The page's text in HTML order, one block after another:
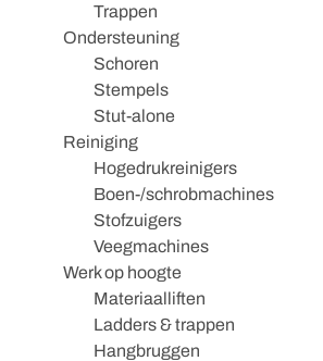
Trappen
Ondersteuning
Schoren
Stempels
Stut-alone
Reiniging
Hogedrukreinigers
Boen-/schrobmachines
Stofzuigers
Veegmachines
Werk op hoogte
Materiaalliften
Ladders & trappen
Hangbruggen